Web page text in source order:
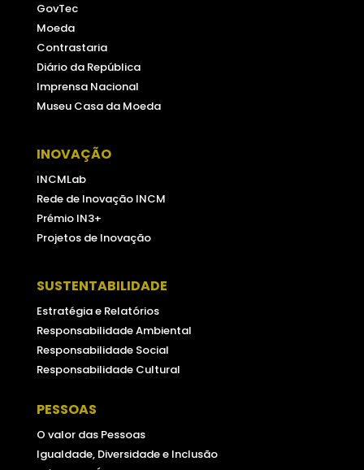
GovTec
Moeda
Contrastaria
Diário da República
Imprensa Nacional
Museu Casa da Moeda
INOVAÇÃO
INCMLab
Rede de Inovação INCM
Prémio IN3+
Projetos de Inovação
SUSTENTABILIDADE
Estratégia e Relatórios
Responsabilidade Ambiental
Responsabilidade Social
Responsabilidade Cultural
PESSOAS
O valor das Pessoas
Igualdade, Diversidade e Inclusão